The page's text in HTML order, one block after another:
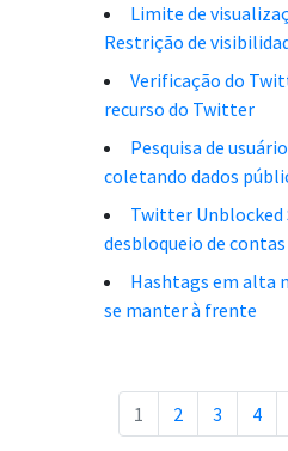
Limite de
Restrição de
Verificação do
recurso do Twitter
Pesquisa de
coletando dados
Twitter Unblocked
desbloqueio de contas
Hashtags em alta
se manter à frente
1 2 3 4